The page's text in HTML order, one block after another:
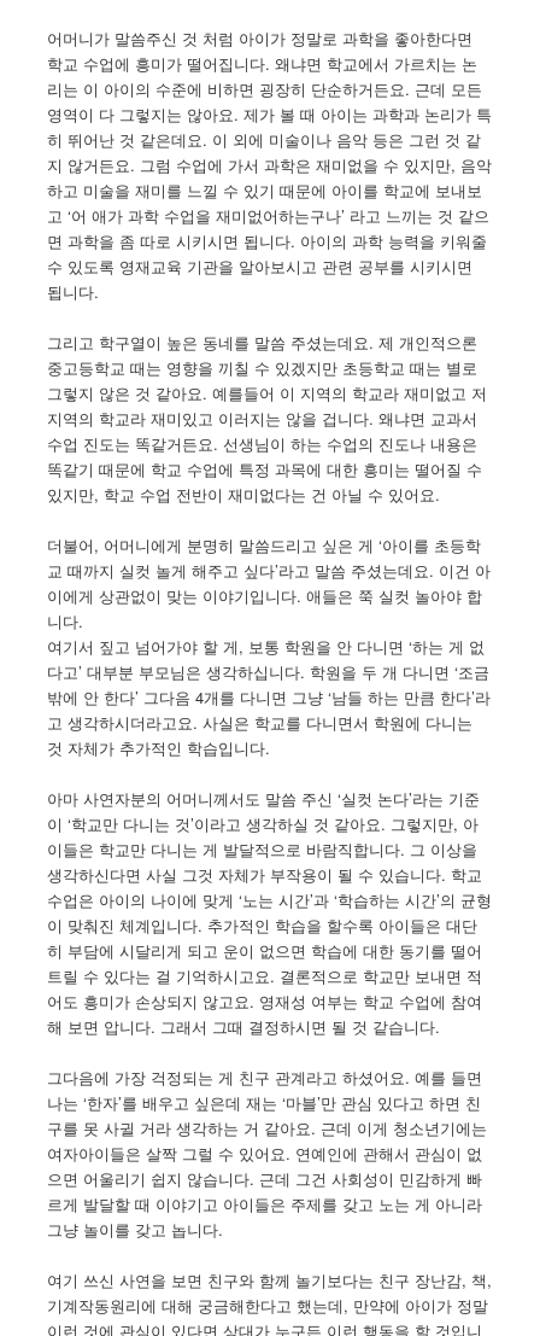
어머니가 말씀주신 것 처럼 아이가 정말로 과학을 좋아한다면
학교 수업에 흥미가 떨어집니다. 왜냐면 학교에서 가르치는 논
리는 이 아이의 수준에 비하면 굉장히 단순하거든요. 근데 모든
영역이 다 그렇지는 않아요. 제가 볼 때 아이는 과학과 논리가 특
히 뛰어난 것 같은데요. 이 외에 미술이나 음악 등은 그런 것 같
지 않거든요. 그럼 수업에 가서 과학은 재미없을 수 있지만, 음악
하고 미술을 재미를 느낄 수 있기 때문에 아이를 학교에 보내보
고 ‘어 애가 과학 수업을 재미없어하는구나’ 라고 느끼는 것 같으
면 과학을 좀 따로 시키시면 됩니다. 아이의 과학 능력을 키워줄
수 있도록 영재교육 기관을 알아보시고 관련 공부를 시키시면
됩니다.
그리고 학구열이 높은 동네를 말씀 주셨는데요. 제 개인적으론
중고등학교 때는 영향을 끼칠 수 있겠지만 초등학교 때는 별로
그렇지 않은 것 같아요. 예를들어 이 지역의 학교라 재미없고 저
지역의 학교라 재미있고 이러지는 않을 겁니다. 왜냐면 교과서
수업 진도는 똑같거든요. 선생님이 하는 수업의 진도나 내용은
똑같기 때문에 학교 수업에 특정 과목에 대한 흥미는 떨어질 수
있지만, 학교 수업 전반이 재미없다는 건 아닐 수 있어요.
더불어, 어머니에게 분명히 말씀드리고 싶은 게 ‘아이를 초등학
교 때까지 실컷 놀게 해주고 싶다’라고 말씀 주셨는데요. 이건 아
이에게 상관없이 맞는 이야기입니다. 애들은 쭉 실컷 놀아야 합
니다.
여기서 짚고 넘어가야 할 게, 보통 학원을 안 다니면 ‘하는 게 없
다고’ 대부분 부모님은 생각하십니다. 학원을 두 개 다니면 ‘조금
밖에 안 한다’ 그다음 4개를 다니면 그냥 ‘남들 하는 만큼 한다’라
고 생각하시더라고요. 사실은 학교를 다니면서 학원에 다니는
것 자체가 추가적인 학습입니다.
아마 사연자분의 어머니께서도 말씀 주신 ‘실컷 논다’라는 기준
이 ‘학교만 다니는 것’이라고 생각하실 것 같아요. 그렇지만, 아
이들은 학교만 다니는 게 발달적으로 바람직합니다. 그 이상을
생각하신다면 사실 그것 자체가 부작용이 될 수 있습니다. 학교
수업은 아이의 나이에 맞게 ‘노는 시간’과 ‘학습하는 시간’의 균형
이 맞춰진 체계입니다. 추가적인 학습을 할수록 아이들은 대단
히 부담에 시달리게 되고 운이 없으면 학습에 대한 동기를 떨어
트릴 수 있다는 걸 기억하시고요. 결론적으로 학교만 보내면 적
어도 흥미가 손상되지 않고요. 영재성 여부는 학교 수업에 참여
해 보면 압니다. 그래서 그때 결정하시면 될 것 같습니다.
그다음에 가장 걱정되는 게 친구 관계라고 하셨어요. 예를 들면
나는 ‘한자’를 배우고 싶은데 재는 ‘마블’만 관심 있다고 하면 친
구를 못 사귈 거라 생각하는 거 같아요. 근데 이게 청소년기에는
여자아이들은 살짝 그럴 수 있어요. 연예인에 관해서 관심이 없
으면 어울리기 쉽지 않습니다. 근데 그건 사회성이 민감하게 빠
르게 발달할 때 이야기고 아이들은 주제를 갖고 노는 게 아니라
그냥 놀이를 갖고 놉니다.
여기 쓰신 사연을 보면 친구와 함께 놀기보다는 친구 장난감, 책,
기계작동원리에 대해 궁금해한다고 했는데, 만약에 아이가 정말
이런 것에 관심이 있다면 상대가 누구든 이런 행동을 할 것입니